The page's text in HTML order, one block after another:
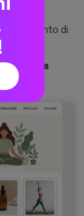
i verdi
il punto di
e salvia